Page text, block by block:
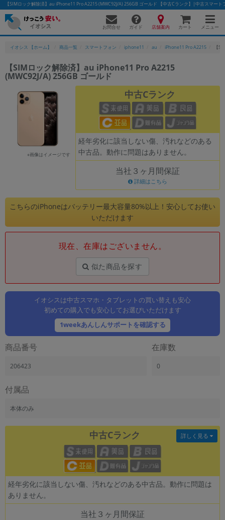
【SIMロック解除済】au iPhone11 Pro A2215 (MWC92J/A) 256GB ゴールド 【中古Cランク】|中古スマート
お問合せ ガイド 店舗案内 カート メニュー
イオシス 【ホーム】 商品一覧 スマートフォン iphone11 au iPhone11 Pro A2215 【
【SIMロック解除済】au iPhone11 Pro A2215
(MWC92J/A) 256GB ゴールド
※画像はイメージです
中古Cランク
経年劣化に該当しない傷、汚れなどのある
中古品。動作に問題はありません。
当社３ヶ月間保証
詳細はこちら
こちらのiPhoneはバッテリー最大容量80%以上！安心してお使い
いただけます
現在、在庫はございません。
似た商品を探す
イオシスは中古スマホ・タブレットの買い替えも安心
初めての購入でも安心してお選びいただけます
1weekあんしんサポートを確認する
商品番号
206423
在庫数
0
付属品
本体のみ
中古Cランク
経年劣化に該当しない傷、汚れなどのある中古品。動作に問題は
ありません。
詳しく見る
当社３ヶ月間保証
かんたんパソコン検索に切り替える
フリーワード
人気の検索ワード： Let's note EliteBookMacBook
「スマートフォン」「タブレット」など
シリーズ
商品シリーズ名・ブランド名の絞り込み。
「iPhone」「Xperia」「Galaxy」など
「Apple」「SONY」「SHARP」など
機能・特徴
商品の搭載機能による絞り込み
「5G対応」「防水」「ワンセグ」など
ランク
「新品」「未使用」「中古」など
CPU
OSの絞り込み
~
容量
~